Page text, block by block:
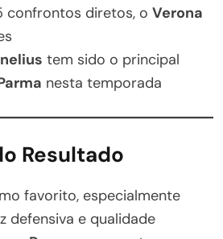
confrontos diretos, o Verona
tem sido o principal
nesta temporada
Resultado
favorito, especialmente
defensiva e qualidade